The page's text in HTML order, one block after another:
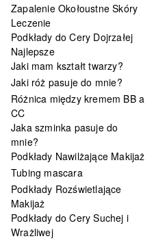
Zapalenie Okołoustne Skóry
Leczenie
Podkłady do Cery Dojrzałej
Najlepsze
Jaki mam kształt twarzy?
Jaki róż pasuje do mnie?
Różnica między kremem BB a
CC
Jaka szminka pasuje do
mnie?
Podkłady Nawilżające Makijaż
Tubing mascara
Podkłady Rozświetlające
Makijaż
Podkłady do Cery Suchej i
Wrażliwej